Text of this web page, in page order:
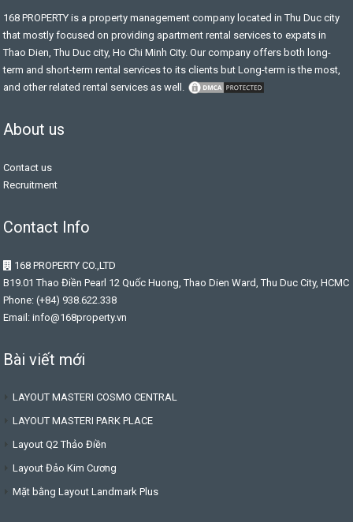
168 PROPERTY is a property management company located in Thu Duc city
that mostly focused on providing apartment rental services to expats in
Thao Dien, Thu Duc city, Ho Chi Minh City. Our company offers both long-
term and short-term rental services to its clients but Long-term is the most,
and other related rental services as well.
About us
Contact us
Recruitment
Contact Info
168 PROPERTY CO.,LTD
B19.01 Thao Điền Pearl 12 Quốc Huong, Thao Dien Ward, Thu Duc City, HCMC
Phone: (+84) 938.622.338
Email: info@168property.vn
Bài viết mới
LAYOUT MASTERI COSMO CENTRAL
LAYOUT MASTERI PARK PLACE
Layout Q2 Thảo Điền
Layout Đảo Kim Cương
Mặt bằng Layout Landmark Plus